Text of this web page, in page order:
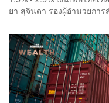
ยา สุจินดา รองผู้อำนวยกา